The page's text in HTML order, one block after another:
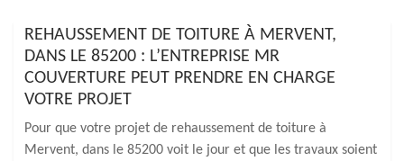
REHAUSSEMENT DE TOITURE À MERVENT,
DANS LE 85200 : L’ENTREPRISE MR
COUVERTURE PEUT PRENDRE EN CHARGE
VOTRE PROJET
Pour que votre projet de rehaussement de toiture à
Mervent, dans le 85200 voit le jour et que les travaux soient